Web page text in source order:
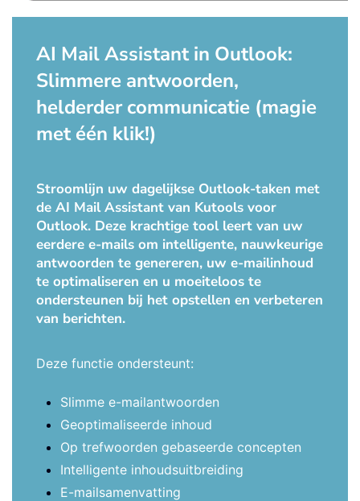
AI Mail Assistant in Outlook:
Slimmere antwoorden,
helderder communicatie (magie
met één klik!)
Stroomlijn uw dagelijkse Outlook-taken met
de AI Mail Assistant van Kutools voor
Outlook. Deze krachtige tool leert van uw
eerdere e-mails om intelligente, nauwkeurige
antwoorden te genereren, uw e-mailinhoud
te optimaliseren en u moeiteloos te
ondersteunen bij het opstellen en verbeteren
van berichten.
Deze functie ondersteunt:
Slimme e-mailantwoorden
Geoptimaliseerde inhoud
Op trefwoorden gebaseerde concepten
Intelligente inhoudsuitbreiding
E-mailsamenvatting